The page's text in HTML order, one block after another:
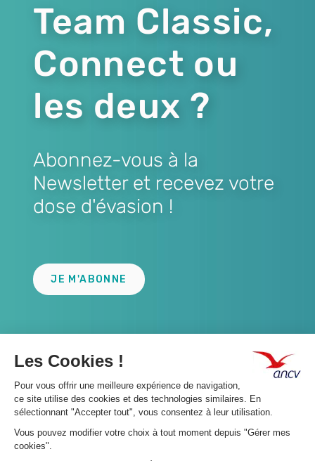
Team Classic,
Connect ou
les deux ?
Abonnez-vous à la
Newsletter et recevez votre
dose d'évasion !
JE M'ABONNE
A propos 👇